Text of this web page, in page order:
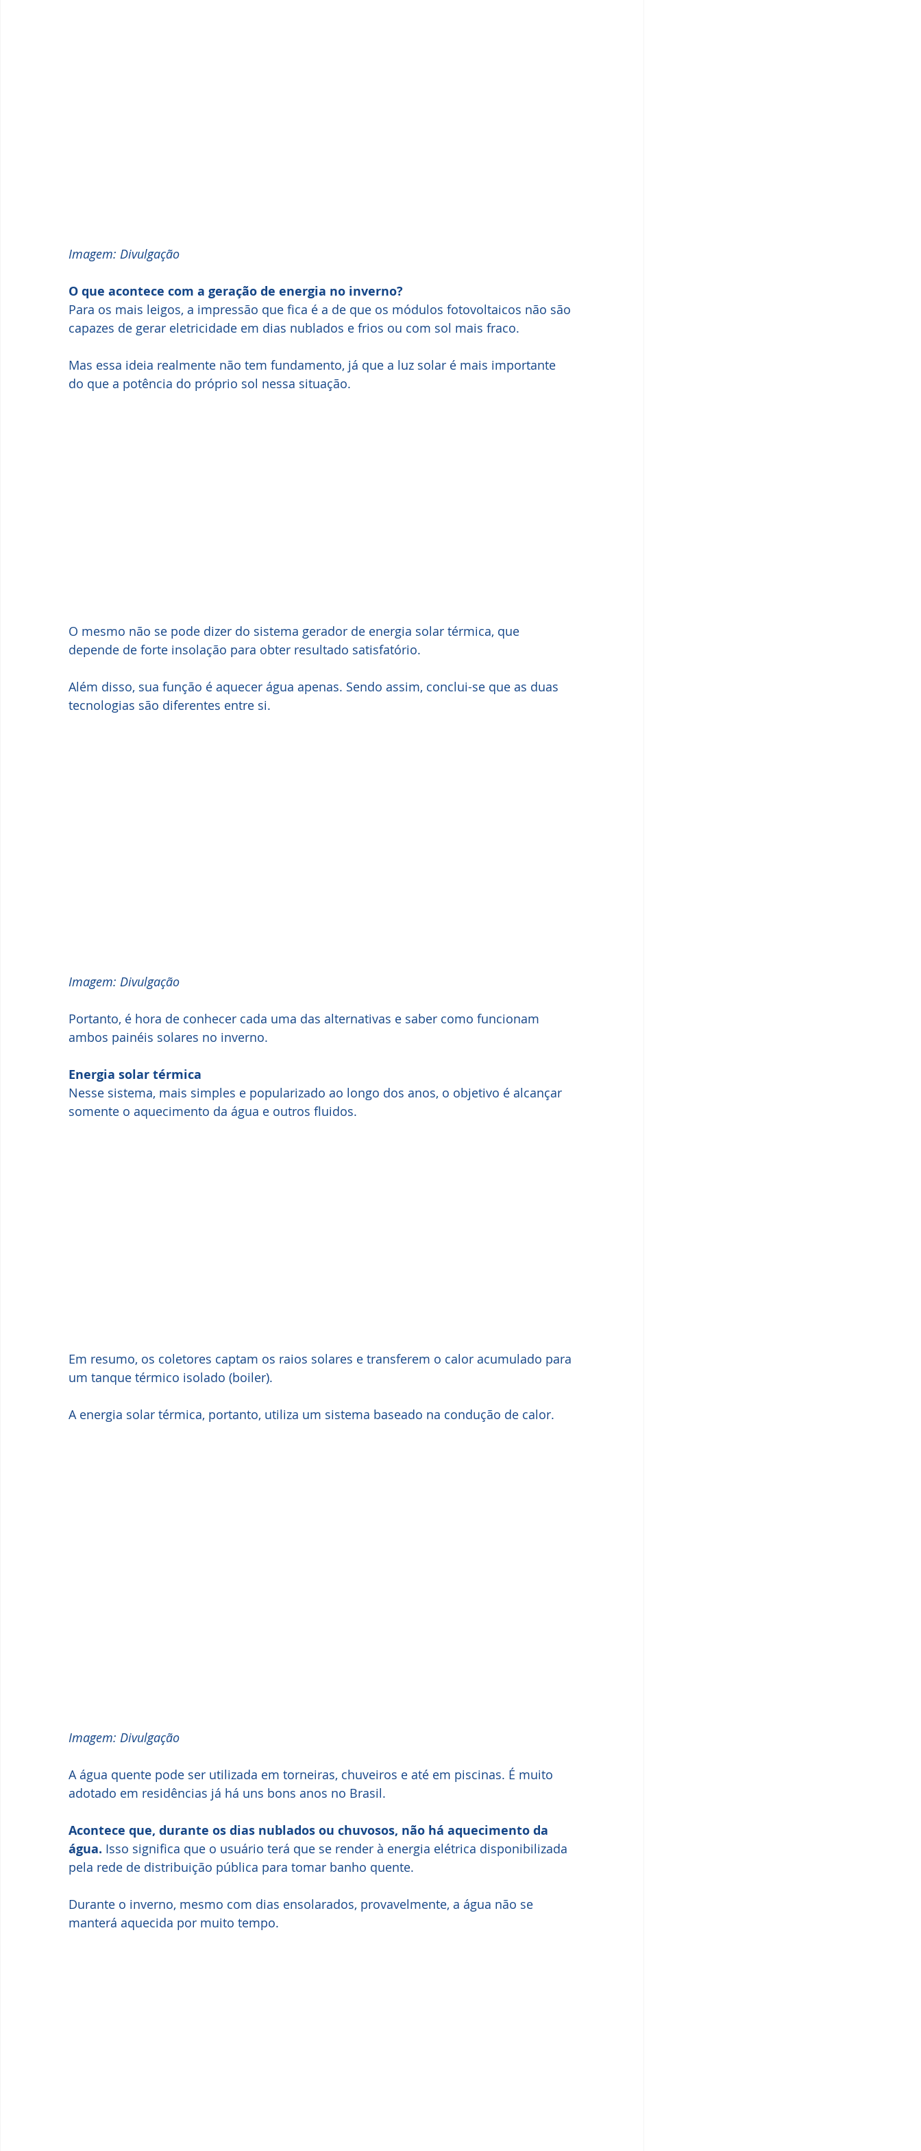
Imagem: Divulgação
O que acontece com a geração de energia no inverno?
Para os mais leigos, a impressão que fica é a de que os módulos fotovoltaicos não são
capazes de gerar eletricidade em dias nublados e frios ou com sol mais fraco.
Mas essa ideia realmente não tem fundamento, já que a luz solar é mais importante
do que a potência do próprio sol nessa situação.
O mesmo não se pode dizer do sistema gerador de energia solar térmica, que
depende de forte insolação para obter resultado satisfatório.
Além disso, sua função é aquecer água apenas. Sendo assim, conclui-se que as duas
tecnologias são diferentes entre si.
Imagem: Divulgação
Portanto, é hora de conhecer cada uma das alternativas e saber como funcionam
ambos painéis solares no inverno.
Energia solar térmica
Nesse sistema, mais simples e popularizado ao longo dos anos, o objetivo é alcançar
somente o aquecimento da água e outros fluidos.
Em resumo, os coletores captam os raios solares e transferem o calor acumulado para
um tanque térmico isolado (boiler).
A energia solar térmica, portanto, utiliza um sistema baseado na condução de calor.
Imagem: Divulgação
A água quente pode ser utilizada em torneiras, chuveiros e até em piscinas. É muito
adotado em residências já há uns bons anos no Brasil.
Acontece que, durante os dias nublados ou chuvosos, não há aquecimento da
água. Isso significa que o usuário terá que se render à energia elétrica disponibilizada
pela rede de distribuição pública para tomar banho quente.
Durante o inverno, mesmo com dias ensolarados, provavelmente, a água não se
manterá aquecida por muito tempo.